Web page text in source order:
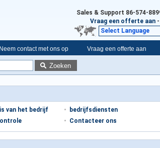
Sales & Support 86-574-
Vraag een offerte aan -
Select Language
Neem contact met ons op Vraag een offerte aan
Zoeken
van het bedrijf
bedrijfsdiensten
Contacteer ons